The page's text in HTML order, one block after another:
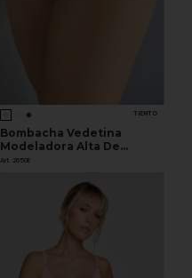
TIENTO
Bombacha Vedetina
Modeladora Alta De
Algodón Y Lycra
Art. 2650E